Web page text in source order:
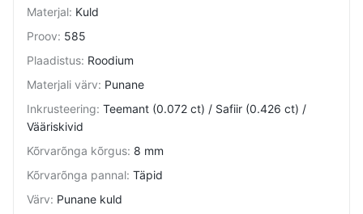
Materjal: Kuld
Proov: 585
Plaadistus: Roodium
Materjali värv: Punane
Inkrusteering: Teemant (0.072 ct) / Safiir (0.426 ct) /
Vääriskivid
Kõrvarõnga kõrgus: 8 mm
Kõrvarõnga pannal: Täpid
Värv: Punane kuld